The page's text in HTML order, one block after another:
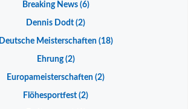
Breaking News(6)
Dennis Dodt (2)
Deutsche Meisterschaften(18)
Ehrung(2)
Europameisterschaften (2)
Flöhesportfest (2)